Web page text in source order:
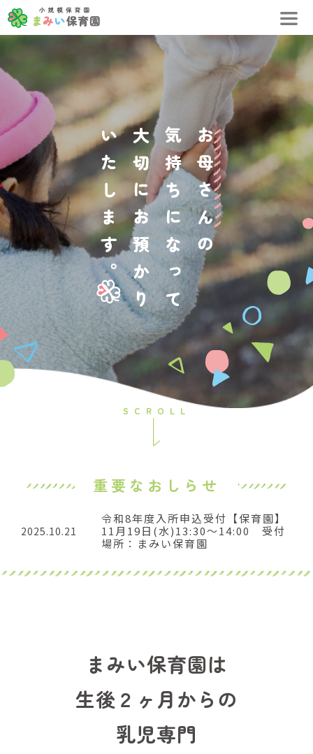
お
母
さ
ん
の
気
持
ち
に
な
て
大
切
に
お
預
り
い
た
し
ま
す
。
SCROLL
重要なおしらせ
2025.10.21
令和8年度入所申込受付【保育園】
11月19日(水)13:30～14:00 受付
場所：まみい保育園
まみい保育園は
生後２ヶ月からの
乳児専門